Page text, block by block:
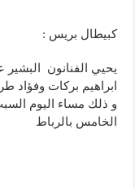
كبيطال بريس :
يحيي الفنانون البشير
ابراهيم بركات وفؤاد
الخامس بالرباط